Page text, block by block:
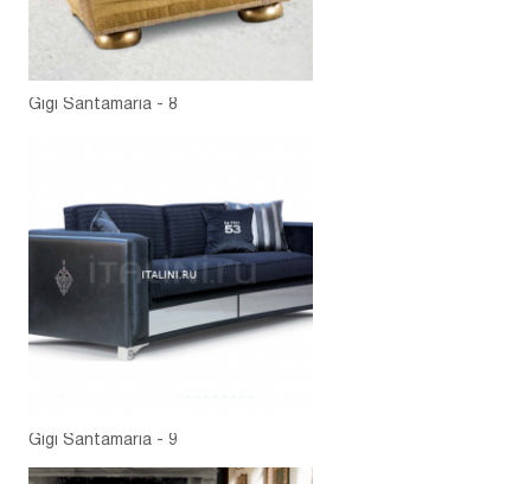
Gigi Santamaria - 8
Gigi Santamaria - 9